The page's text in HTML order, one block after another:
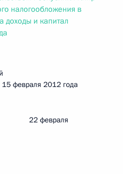
налогообложения в
доходы и капитал
2012 года
февраля